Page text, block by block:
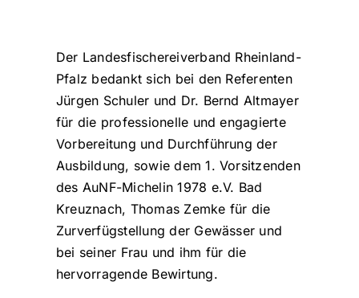
Der Landesfischereiverband Rheinland-
Pfalz bedankt sich bei den Referenten
Jürgen Schuler und Dr. Bernd Altmayer
für die professionelle und engagierte
Vorbereitung und Durchführung der
Ausbildung, sowie dem 1. Vorsitzenden
des AuNF-Michelin 1978 e.V. Bad
Kreuznach, Thomas Zemke für die
Zurverfügstellung der Gewässer und
bei seiner Frau und ihm für die
hervorragende Bewirtung.